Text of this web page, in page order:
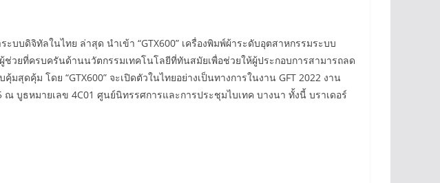
บบดิจิทัลในไทย ล่าสุด นำเข้า “GTX600” เครื่องพิมพ์ผ้าระดับอุตสาหกรรมระบบ
วยที่ครบครันด้านนวัตกรรมเทคโนโลยีที่ทันสมัยเพื่อช่วยให้ผู้ประกอบการสามารถลด
ดคุ้ม โดย “GTX600” จะเปิดตัวในไทยอย่างเป็นทางการในงาน GFT 2022 งาน
บูธหมายเลข 4C01 ศูนย์นิทรรศการและการประชุมไบเทค บางนา ทั้งนี้ บราเดอร์